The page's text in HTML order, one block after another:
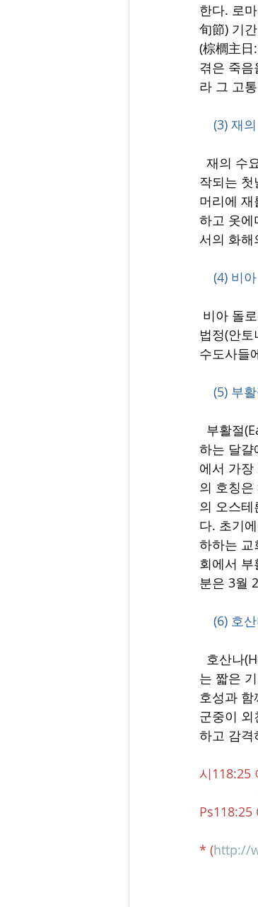
한다. 로
旬節) 기
(棕櫚主
겪은 죽
라 그 고
(3) 재의
재의 수
작되는
머리에
하고 옷에
서의 화
(4) 비아
비아 돌
법정(안
수도사들
(5) 부활
부활절
하는 달걀
에서 가
의 호칭은
의 오스
다. 초기
하하는 교
회에서 부
분은 3월
(6) 호
호산나
는 짧은
호성과 함
군중이
하고 감격
시118:25
여호와
Ps118:25
* (http://